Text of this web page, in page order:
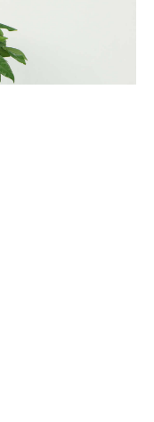
，从而会影响睡眠。此
温暖的环境。